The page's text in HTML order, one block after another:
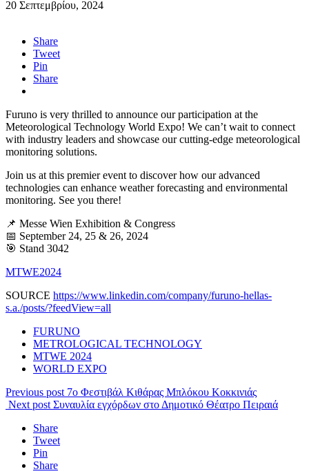
20 Σεπτεμβρίου, 2024
Share
Tweet
Pin
Share
Furuno is very thrilled to announce our participation at the
Meteorological Technology World Expo! We can’t wait to connect
with industry leaders and showcase our cutting-edge meteorological
monitoring solutions.
Join us at this premier event to discover how our advanced
technologies can enhance weather forecasting and environmental
monitoring. See you there!
📌 Messe Wien Exhibition & Congress
📅 September 24, 25 & 26, 2024
🎯 Stand 3042
MTWE2024
SOURCE https://www.linkedin.com/company/furuno-hellas-
s.a./posts/?feedView=all
FURUNO
METROLOGICAL TECHNOLOGY
MTWE 2024
WORLD EXPO
Previous post 7ο Φεστιβάλ Κιθάρας Μπλόκου Κοκκινιάς
Next post Συναυλία εγχόρδων στο Δημοτικό Θέατρο Πειραιά
Share
Tweet
Pin
Share